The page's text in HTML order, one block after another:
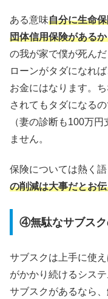
ある意味自分に生命
団体信用保険がある
の我が家で僕が死ん
ローンがタダになれ
お金にはなります。
されてもタダになる
（妻の診断も100万
ません。
保険については熱く
の削減は大事だとお
④無駄なサブスク
サブスクは上手に使
がかかり続けるシス
サブスクがあるなら